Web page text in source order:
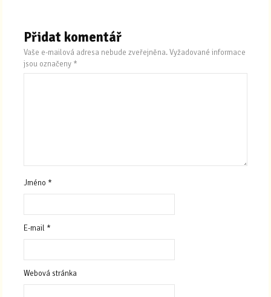
Přidat komentář
Vaše e-mailová adresa nebude zveřejněna. Vyžadované informace
jsou označeny *
Jméno *
E-mail *
Webová stránka